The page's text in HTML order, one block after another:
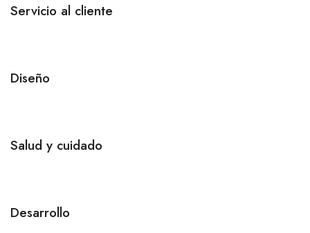
Servicio al cliente
Diseño
Salud y cuidado
Desarrollo